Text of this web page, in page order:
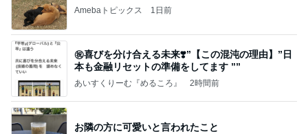
Amebaトピックス 1日前
㊗️喜びを分け合える未来❣️”【この混沌の理由】”⽇
本も⾦融リセットの準備をしてます ””
あいすくりーむ『めるころ』 2時間前
お隣の方に可愛いと言われたこと